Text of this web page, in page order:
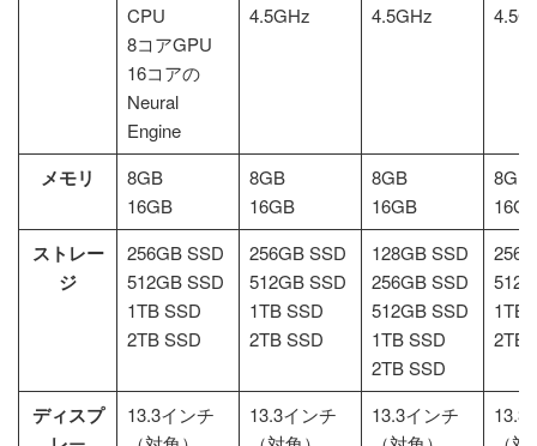
CPU
8コアGPU
16コアの
Neural
Engine
4.5GHz
4.5GHz
メモリ
8GB
16GB
8GB
16GB
8GB
16GB
8GB
ストレー
ジ
256GB SSD
512GB SSD
1TB SSD
2TB SSD
256GB SSD
512GB SSD
1TB SSD
2TB SSD
128GB SSD
256GB SSD
512GB SSD
1TB SSD
2TB SSD
1TB
2TB
ディスプ
13.3インチ
13.3インチ
13.3インチ
13.3